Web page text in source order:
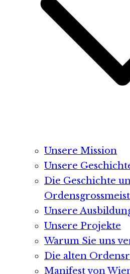
Unsere Mission
Unsere
Die Geschichte
Unsere
Unsere Projekte
Warum Sie uns
Die alten
Manifest von